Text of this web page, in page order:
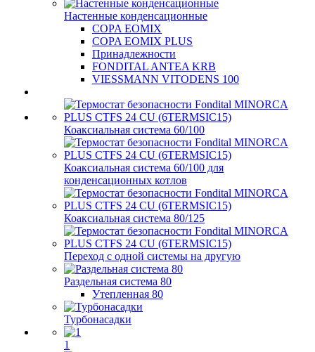
Настенные конденсационные
COPA EOMIX
COPA EOMIX PLUS
Принадлежности
FONDITAL ANTEA KRB
VIESSMANN VITODENS 100
Коаксиальная система 60/100
Коаксиальная система 60/100 для
конденсационных котлов
Коаксиальная система 80/125
Переход с одной системы на другую
Раздельная система 80
Утепленная 80
Турбонасадки
1